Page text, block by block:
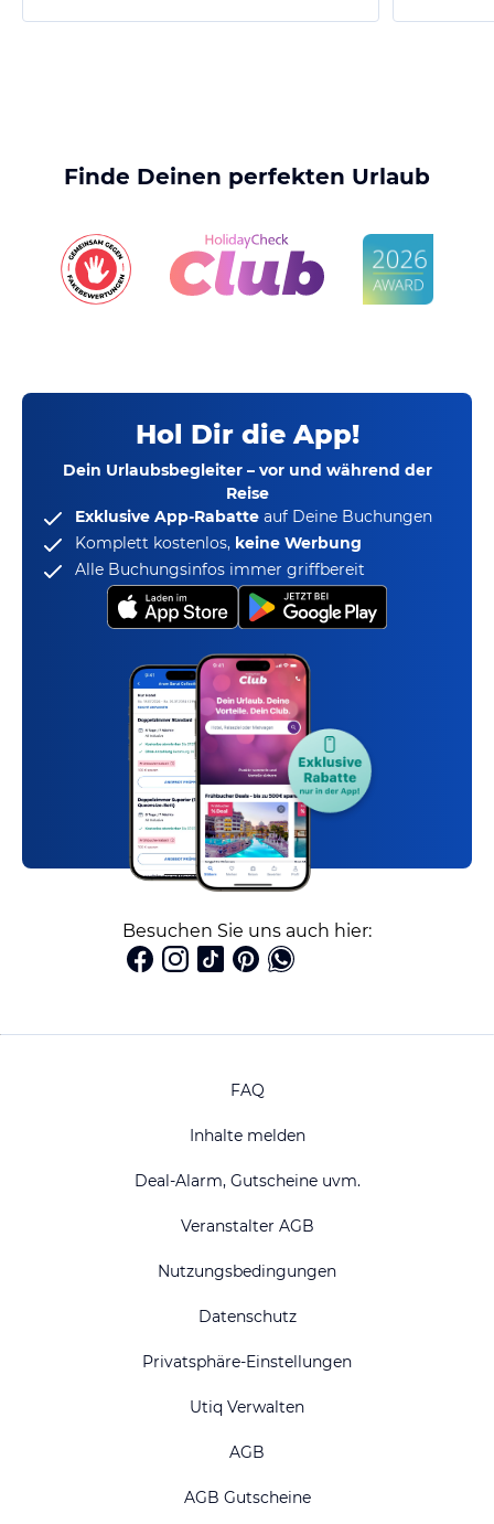
Finde Deinen perfekten Urlaub
Hol Dir die App!
Dein Urlaubsbegleiter – vor und während der
Reise
Exklusive App-Rabatte auf Deine Buchungen
Komplett kostenlos, keine Werbung
Alle Buchungsinfos immer griffbereit
Besuchen Sie uns auch hier:
FAQ
Inhalte melden
Deal-Alarm, Gutscheine uvm.
Veranstalter AGB
Nutzungsbedingungen
Datenschutz
Privatsphäre-Einstellungen
Utiq Verwalten
AGB
AGB Gutscheine